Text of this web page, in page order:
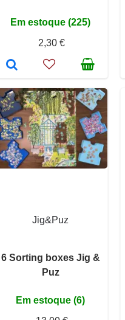
Em estoque (225)
2,30 €
Jig&Puz
6 Sorting boxes Jig &
Puz
Em estoque (6)